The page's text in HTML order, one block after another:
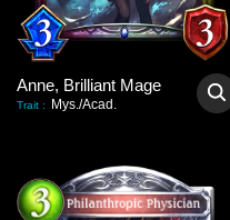
Anne, Brilliant Mage
Trait : Mys./Acad.